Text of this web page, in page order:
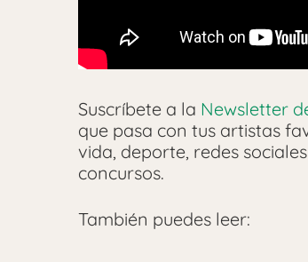
Suscríbete a la Newsletter
que pasa con tus artistas
vida, deporte, redes
concursos.
También puedes leer: